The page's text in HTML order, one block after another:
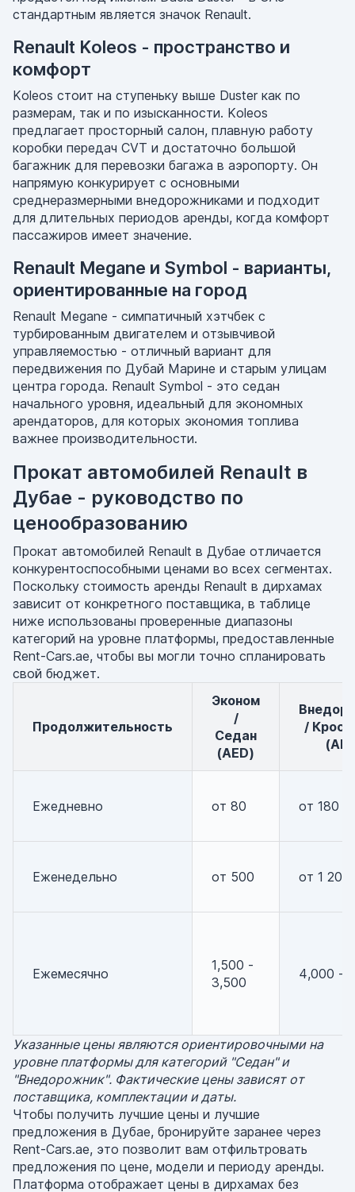
стандартным является значок Renault.
Renault Koleos - пространство и
комфорт
Koleos стоит на ступеньку выше Duster как по
размерам, так и по изысканности. Koleos
предлагает просторный салон, плавную работу
коробки передач CVT и достаточно большой
багажник для перевозки багажа в аэропорту. Он
напрямую конкурирует с основными
среднеразмерными внедорожниками и подходит
для длительных периодов аренды, когда комфорт
пассажиров имеет значение.
Renault Megane и Symbol - варианты,
ориентированные на город
Renault Megane - симпатичный хэтчбек с
турбированным двигателем и отзывчивой
управляемостью - отличный вариант для
передвижения по Дубай Марине и старым улицам
центра города. Renault Symbol - это седан
начального уровня, идеальный для экономных
арендаторов, для которых экономия топлива
важнее производительности.
Прокат автомобилей Renault в
Дубае - руководство по
ценообразованию
Прокат автомобилей Renault в Дубае отличается
конкурентоспособными ценами во всех сегментах.
Поскольку стоимость аренды Renault в дирхамах
зависит от конкретного поставщика, в таблице
ниже использованы проверенные диапазоны
категорий на уровне платформы, предоставленные
Rent-Cars.ae, чтобы вы могли точно спланировать
свой бюджет.
Продолжительность
Эконом
/
Седан
(AED)
Внедорожник
/
Ежедневно от 80 от 180
Еженедельно от 500 от 1 200
Ежемесячно
1,500 -
3,500
4,000 -
Указанные цены являются ориентировочными на
уровне платформы для категорий "Седан" и
"Внедорожник". Фактические цены зависят от
поставщика, комплектации и даты.
Чтобы получить лучшие цены и лучшие
предложения в Дубае, бронируйте заранее через
Rent-Cars.ae, это позволит вам отфильтровать
предложения по цене, модели и периоду аренды.
Платформа отображает цены в дирхамах без